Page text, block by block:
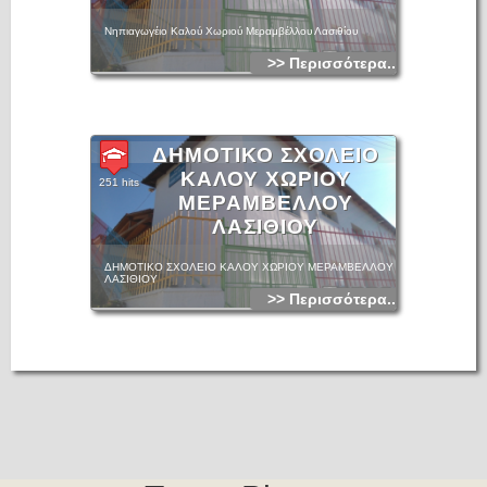
Νηπιαγωγέιο Καλού Χωριού Μεραμβέλλου Λασιθίου
>> Περισσότερα...
ΔΗΜΟΤΙΚΟ ΣΧΟΛΕΙΟ
ΚΑΛΟΥ ΧΩΡΙΟΥ
ΜΕΡΑΜΒΕΛΛΟΥ
ΛΑΣΙΘΙΟΥ
251 hits
ΔΗΜΟΤΙΚΟ ΣΧΟΛΕΙΟ ΚΑΛΟΥ ΧΩΡΙΟΥ ΜΕΡΑΜΒΕΛΛΟΥ
ΛΑΣΙΘΙΟΥ
>> Περισσότερα...